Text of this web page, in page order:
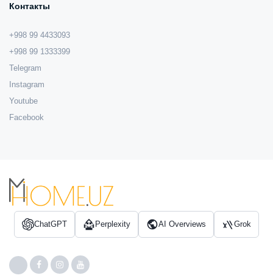
Контакты
+998 99 4433093
+998 99 1333399
Telegram
Instagram
Youtube
Facebook
ChatGPT Perplexity AI Overviews Grok